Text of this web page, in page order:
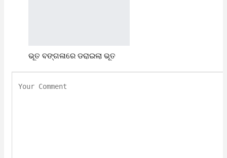
ଭୂତ ବଙ୍ଗଳାରେ ଡରାଇଲା ଭୂତ